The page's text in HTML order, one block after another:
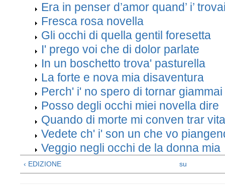
Era in penser d’amor quand’ i’
Fresca rosa novella
Gli occhi di quella gentil foresetta
I' prego voi che di dolor parlate
In un boschetto trova' pasturella
La forte e nova mia disaventura
Perch' i' no spero di tornar giammai
Posso degli occhi miei novella dire
Quando di morte mi conven trar vita
Vedete ch' i' son un che vo
Veggio negli occhi de la donna mia
‹ EDIZIONE su